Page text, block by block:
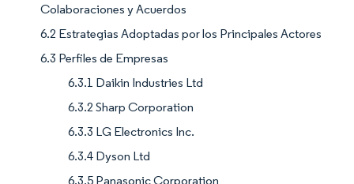
Colaboraciones y Acuerdos
6.2 Estrategias Adoptadas por los Principales Actores
6.3 Perfiles de Empresas
6.3.1 Daikin Industries Ltd
6.3.2 Sharp Corporation
6.3.3 LG Electronics Inc.
6.3.4 Dyson Ltd
6.3.5 Panasonic Corporation